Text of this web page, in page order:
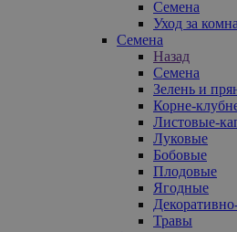
Семена
Уход за
Семена
Назад
Семена
Зелень и
Корне-
Листовые-
Луковые
Бобовые
Плодовые
Ягодные
Травы